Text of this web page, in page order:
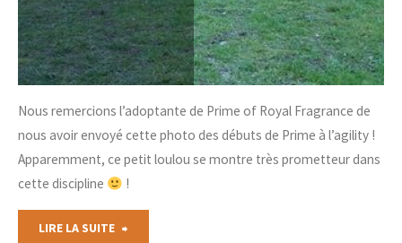
Nous remercions l’adoptante de Prime of Royal Fragrance de
nous avoir envoyé cette photo des débuts de Prime à l’agility !
Apparemment, ce petit loulou se montre très prometteur dans
cette discipline
!
LIRE LA SUITE